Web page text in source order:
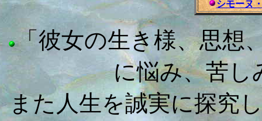
シモーヌ
「彼女の生き様、思想
に悩み、苦し
また人生を誠実に探究